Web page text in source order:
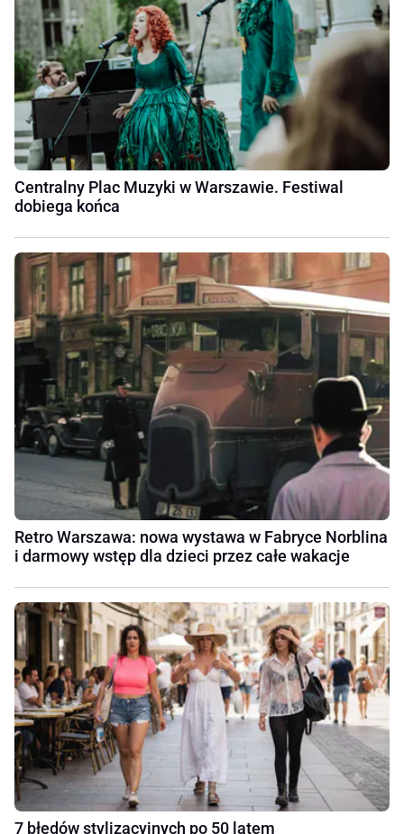
Centralny Plac Muzyki w Warszawie. Festiwal
dobiega końca
Retro Warszawa: nowa wystawa w Fabryce Norblina
i darmowy wstęp dla dzieci przez całe wakacje
7 błędów stylizacyjnych po 50 latem